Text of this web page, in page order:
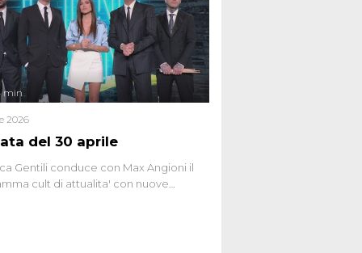
network, talk show, piazze digitali
collettivo.
del 30 aprile
min
2026
Gentili conduce con Max Angioni il
cult di attualita' con nuove